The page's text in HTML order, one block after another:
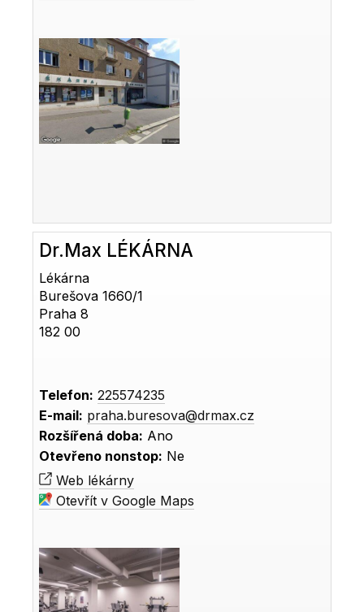
Dr.Max LÉKÁRNA
Lékárna
Burešova 1660/1
Praha 8
182 00
Telefon: 225574235
E-mail: praha.buresova@drmax.cz
Rozšířená doba: Ano
Otevřeno nonstop: Ne
Web lékárny
Otevřít v Google Maps